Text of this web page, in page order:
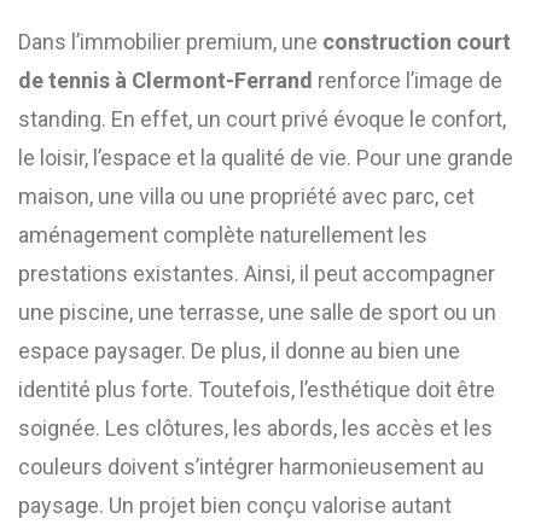
Dans l’immobilier premium, une construction court
de tennis à Clermont-Ferrand renforce l’image de
standing. En effet, un court privé évoque le confort,
le loisir, l’espace et la qualité de vie. Pour une grande
maison, une villa ou une propriété avec parc, cet
aménagement complète naturellement les
prestations existantes. Ainsi, il peut accompagner
une piscine, une terrasse, une salle de sport ou un
espace paysager. De plus, il donne au bien une
identité plus forte. Toutefois, l’esthétique doit être
soignée. Les clôtures, les abords, les accès et les
couleurs doivent s’intégrer harmonieusement au
paysage. Un projet bien conçu valorise autant